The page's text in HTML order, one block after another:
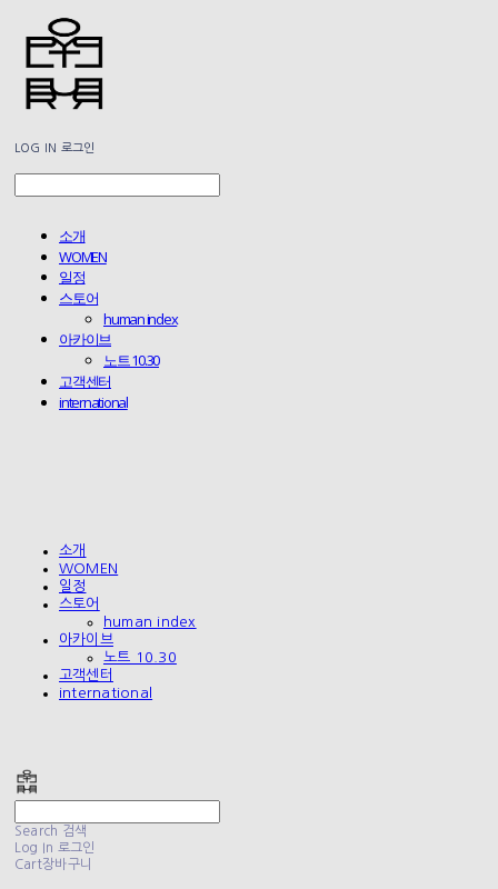
LOG IN 로그인
소개
WOMEN
일정
스토어
human index
아카이브
노트 10.30
고객센터
international
소개
WOMEN
일정
스토어
human index
아카이브
노트 10.30
고객센터
international
Search 검색
Log In 로그인
Cart장바구니